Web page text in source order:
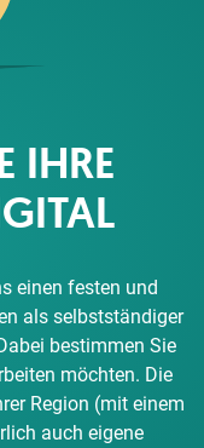
IHRE
einen festen und
als selbstständiger
bestimmen Sie
möchten. Die
Region (mit einem
auch eigene